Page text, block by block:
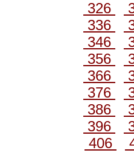
326
336
346
356
366
376
386
396
406